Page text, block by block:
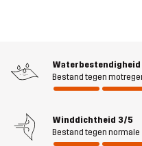
zachte, zeer robuuste stof
bescherming biedt tegen
ritssluiting en een speciaal
aan het strakke ontwerp.
supercomfortabel: deze
Waterbestendigheid
Bestand tegen
Winddichtheid 3/5
Bestand tegen